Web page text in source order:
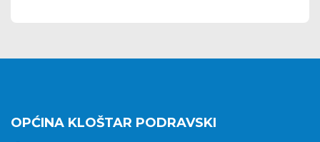
OPĆINA KLOŠTAR PODRAVSKI